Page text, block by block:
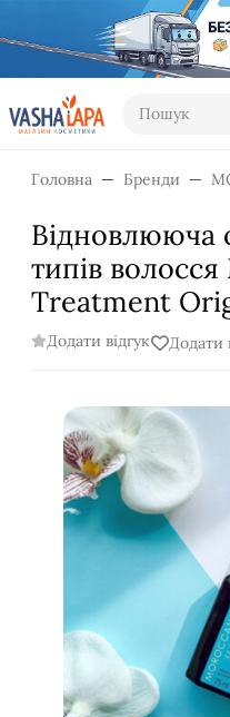
Пошук
Головна Бренди
Відновлююча
типів
Treatment
Додати відгук Додати